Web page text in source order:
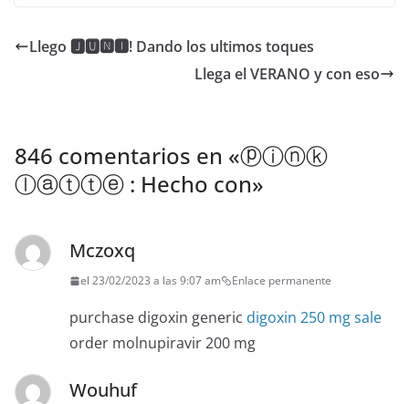
Llego 🅹🆄🅽🅸! Dando los ultimos toques
Llega el VERANO y con eso
846 comentarios en «ⓟⓘⓝⓚ
ⓛⓐⓣⓣⓔ : Hecho con»
Mczoxq
el 23/02/2023 a las 9:07 am Enlace permanente
purchase digoxin generic digoxin 250 mg sale
order molnupiravir 200 mg
Wouhuf